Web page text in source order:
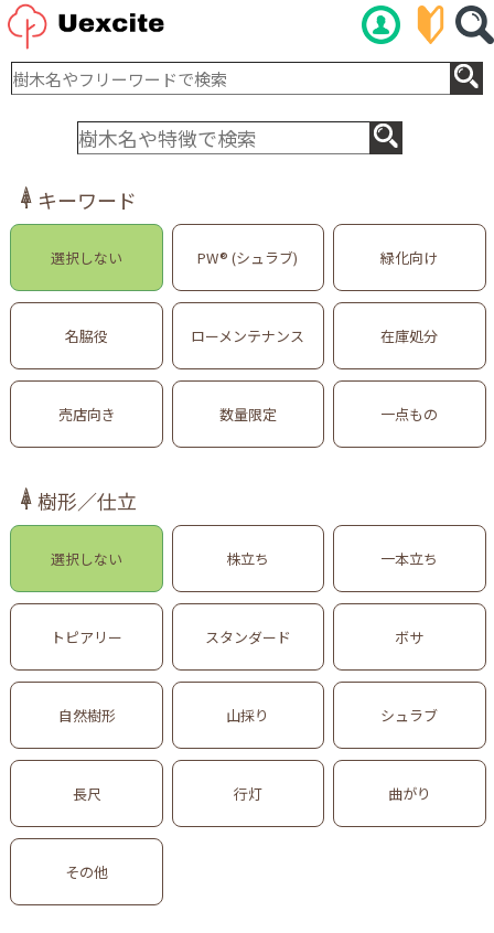
キーワード
選択しない PW® (シュラブ) 緑化向け
名脇役 ローメンテナンス 在庫処分
売店向き 数量限定 一点もの
樹形／仕立
選択しない 株立ち 一本立ち
トピアリー スタンダード ボサ
自然樹形 山採り シュラブ
長尺 行灯 曲がり
その他